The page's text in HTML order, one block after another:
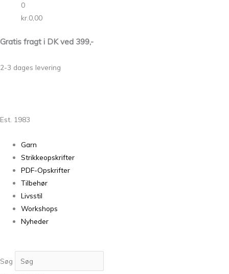
0
kr. 0,00
Gratis fragt i DK ved 399,-
2-3 dages levering
Est. 1983
Garn
Strikkeopskrifter
PDF-Opskrifter
Tilbehør
Livsstil
Workshops
Nyheder
Søg